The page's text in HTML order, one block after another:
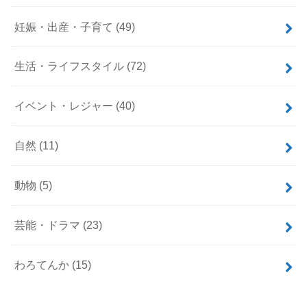
妊娠・出産・子育て (49)
生活・ライフスタイル (72)
イベント・レジャー (40)
自然 (11)
動物 (5)
芸能・ドラマ (23)
わろてんか (15)